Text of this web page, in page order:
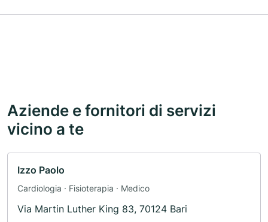
Aziende e fornitori di servizi
vicino a te
Izzo Paolo
Cardiologia · Fisioterapia · Medico
Via Martin Luther King 83, 70124 Bari